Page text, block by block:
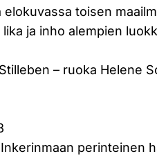
toisen
lika ja inho alempien
– ruoka Helene
perinteinen